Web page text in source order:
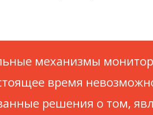
механизмы
время
решения о том,